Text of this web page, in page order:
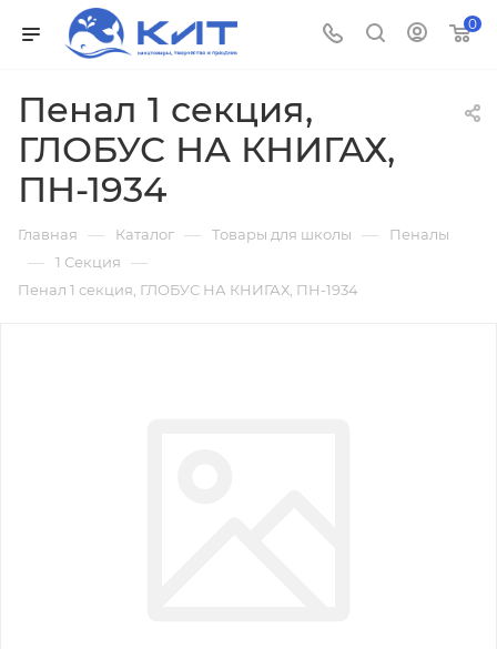
0
Пенал 1 секция,
ГЛОБУС НА КНИГАХ,
ПН-1934
Главная — Каталог — Товары для школы — Пеналы
— 1 Секция —
Пенал 1 секция, ГЛОБУС НА КНИГАХ, ПН-1934